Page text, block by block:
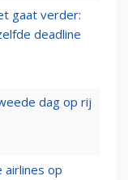
gaat verder:
deadline
dag op rij
airlines op